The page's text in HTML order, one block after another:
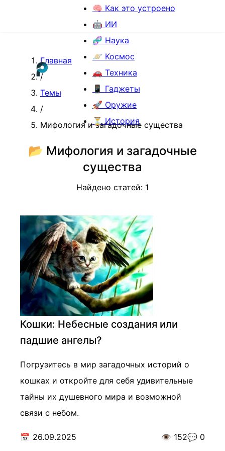
🧠 Как это устроено
🤖 ИИ
🧬 Наука
🪐 Космос
🚗 Техника
📱 Гаджеты
🚀 Оружие
⏳ История
Главная
/
Темы
/
Мифология и загадочные существа
📂 Мифология и загадочные
существа
Найдено статей: 1
Кошки: Небесные создания или
падшие ангелы?
Погрузитесь в мир загадочных историй о
кошках и откройте для себя удивительные
тайны их душевного мира и возможной
связи с небом.
📅 26.09.2025 👁️ 152💬 0